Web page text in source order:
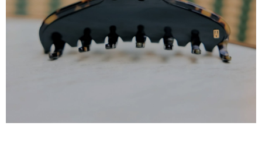
ავტორიზაცია